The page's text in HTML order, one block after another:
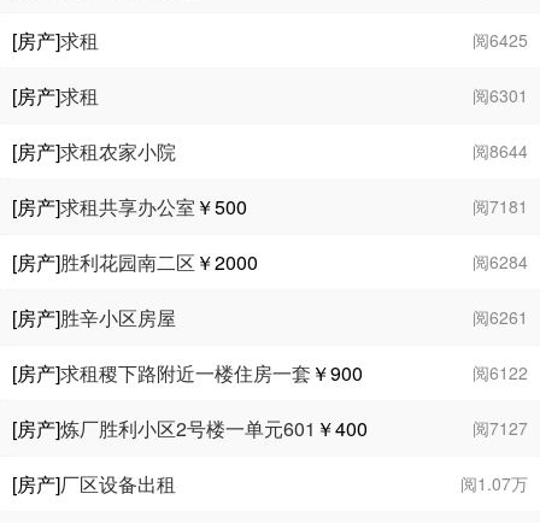
阅6425
[房产]求租
阅6301
[房产]求租
阅8644
[房产]求租农家小院
阅7181
[房产]求租共享办公室 ￥500
阅6284
[房产]胜利花园南二区 ￥2000
阅6261
[房产]胜辛小区房屋
阅6122
[房产]求租稷下路附近一楼住房一套 ￥900
阅7127
[房产]炼厂胜利小区2号楼一单元601 ￥400
阅1.07万
[房产]厂区设备出租